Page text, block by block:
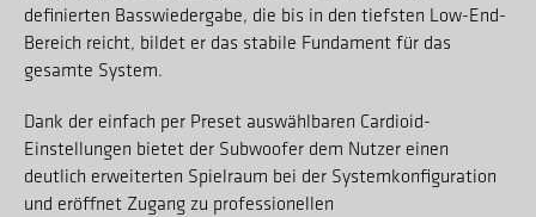
definierten Basswiedergabe, die bis in den tiefsten Low-End-
Bereich reicht, bildet er das stabile Fundament für das
gesamte System.
Dank der einfach per Preset auswählbaren Cardioid-
Einstellungen bietet der Subwoofer dem Nutzer einen
deutlich erweiterten Spielraum bei der Systemkonfiguration
und eröffnet Zugang zu professionellen